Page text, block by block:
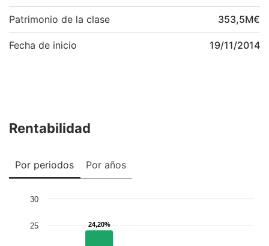
Patrimonio de la clase 353,5M€
Fecha de inicio 19/11/2014
Rentabilidad
Por periodos Por años
24,20%
24,20%
25
30